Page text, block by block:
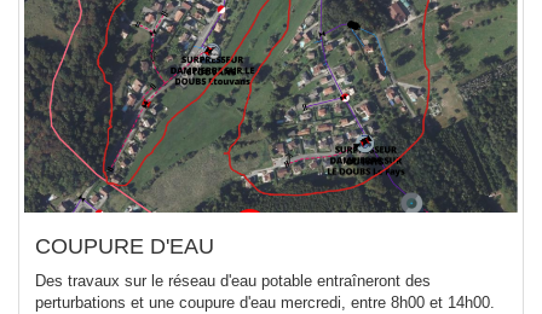
COUPURE D'EAU
Des travaux sur le réseau d'eau potable entraîneront des
perturbations et une coupure d'eau mercredi, entre 8h00 et 14h00.